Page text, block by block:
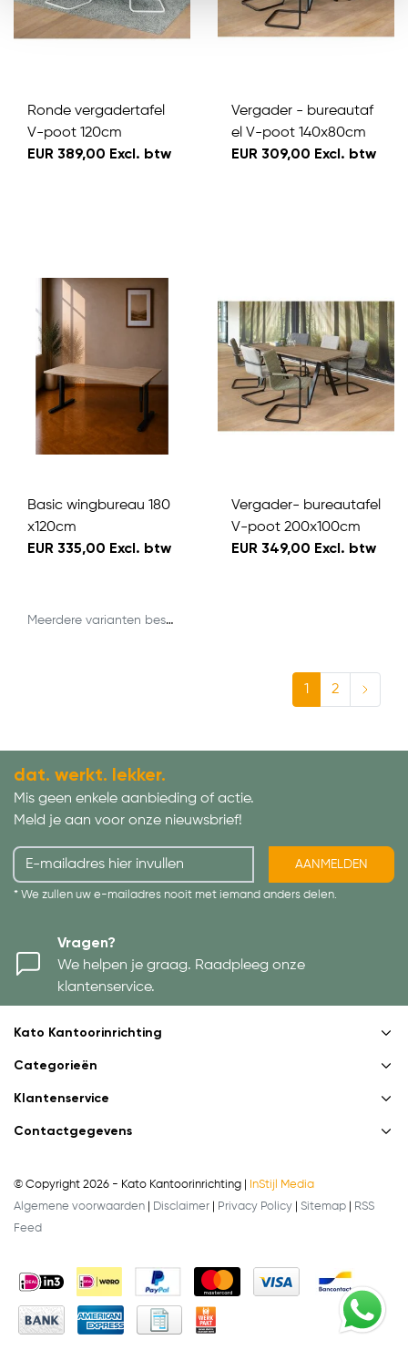
Ronde vergadertafel
V-poot 120cm
EUR 389,00 Excl. btw
Vergader - bureautaf
el V-poot 140x80cm
EUR 309,00 Excl. btw
Basic wingbureau 180
x120cm
EUR 335,00 Excl. btw
Meerdere varianten beschikbaar
Vergader- bureautafel
V-poot 200x100cm
EUR 349,00 Excl. btw
1 2
dat. werkt. lekker.
Mis geen enkele aanbieding of actie.
Meld je aan voor onze nieuwsbrief!
AANMELDEN
* We zullen uw e-mailadres nooit met iemand anders delen.
Vragen?
We helpen je graag. Raadpleeg onze
klantenservice.
Kato Kantoorinrichting
Categorieën
Klantenservice
Contactgegevens
© Copyright 2026 - Kato Kantoorinrichting |
InStijl Media
Algemene voorwaarden
Disclaimer Privacy Policy Sitemap
RSS
Feed